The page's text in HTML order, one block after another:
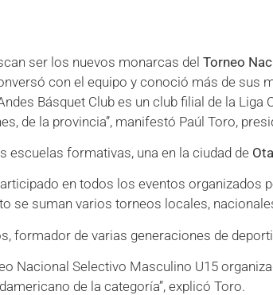
ser los nuevos monarcas del Torneo
con el equipo y conoció más de sus
Básquet Club es un club filial de la
de la provincia”, manifestó Paúl Toro,
escuelas formativas, una en la ciudad de
en todos los eventos
se suman varios torneos locales,
formador de varias generaciones de
Nacional Selectivo Masculino U15
de la categoría”, explicó Toro.